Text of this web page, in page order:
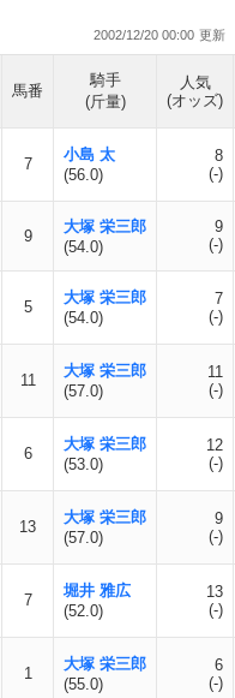
2002/12/20 00:00
馬番
騎手
(斤量)
人気
(オッズ)
7
小島 太
(56.0)
8
(-)
9
大塚 栄三郎
(54.0)
9
(-)
5
大塚 栄三郎
(54.0)
7
(-)
11
大塚 栄三郎
(57.0)
11
(-)
6
大塚 栄三郎
(53.0)
12
(-)
13
大塚 栄三郎
(57.0)
9
(-)
7
堀井 雅広
(52.0)
13
(-)
1
大塚 栄三郎
(55.0)
6
(-)